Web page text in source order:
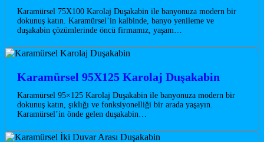
Karamürsel 75X100 Karolaj Duşakabin ile banyonuza modern bir
dokunuş katın. Karamürsel’in kalbinde, banyo yenileme ve
duşakabin çözümlerinde öncü firmamız, yaşam…
Karamürsel 95X125 Karolaj Duşakabin
Karamürsel 95×125 Karolaj Duşakabin ile banyonuza modern bir
dokunuş katın, şıklığı ve fonksiyonelliği bir arada yaşayın.
Karamürsel’in önde gelen duşakabin…